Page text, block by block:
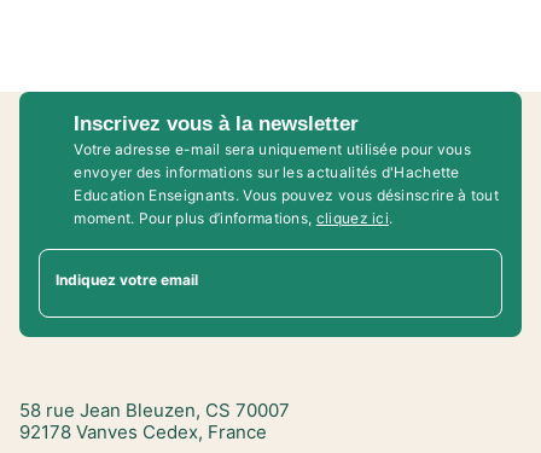
Inscrivez vous à la newsletter
Votre adresse e-mail sera uniquement utilisée pour vous
envoyer des informations sur les actualités d'Hachette
Education Enseignants. Vous pouvez vous désinscrire à tout
moment. Pour plus d’informations, cliquez ici.
Indiquez votre email
58 rue Jean Bleuzen, CS 70007
92178 Vanves Cedex, France